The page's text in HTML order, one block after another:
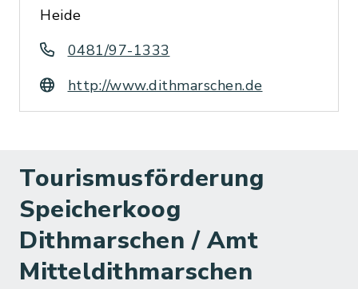
Heide
0481/97-1333
http://www.dithmarschen.de
Tourismusförderung
Speicherkoog
Dithmarschen / Amt
Mitteldithmarschen